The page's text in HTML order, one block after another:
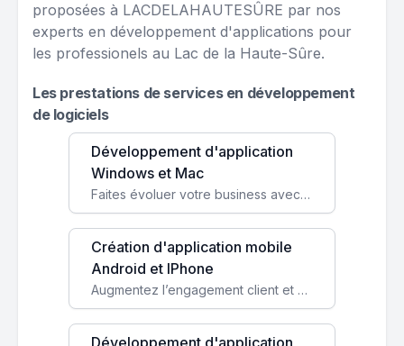
proposées à LACDELAHAUTESÛRE par nos
experts en développement d'applications pour
les professionels au Lac de la Haute-Sûre.
Les prestations de services en développement
de logiciels
Développement d'application
Windows et Mac
Faites évoluer votre business avec des solutions logicielles personnalisées, parfaitement adaptées à vos besoins spécifiques.
Création d'application mobile
Android et IPhone
Augmentez l’engagement client et simplifiez vos processus avec une application mobile sur mesure, disponible sur iOS et Android.
Développement d'application